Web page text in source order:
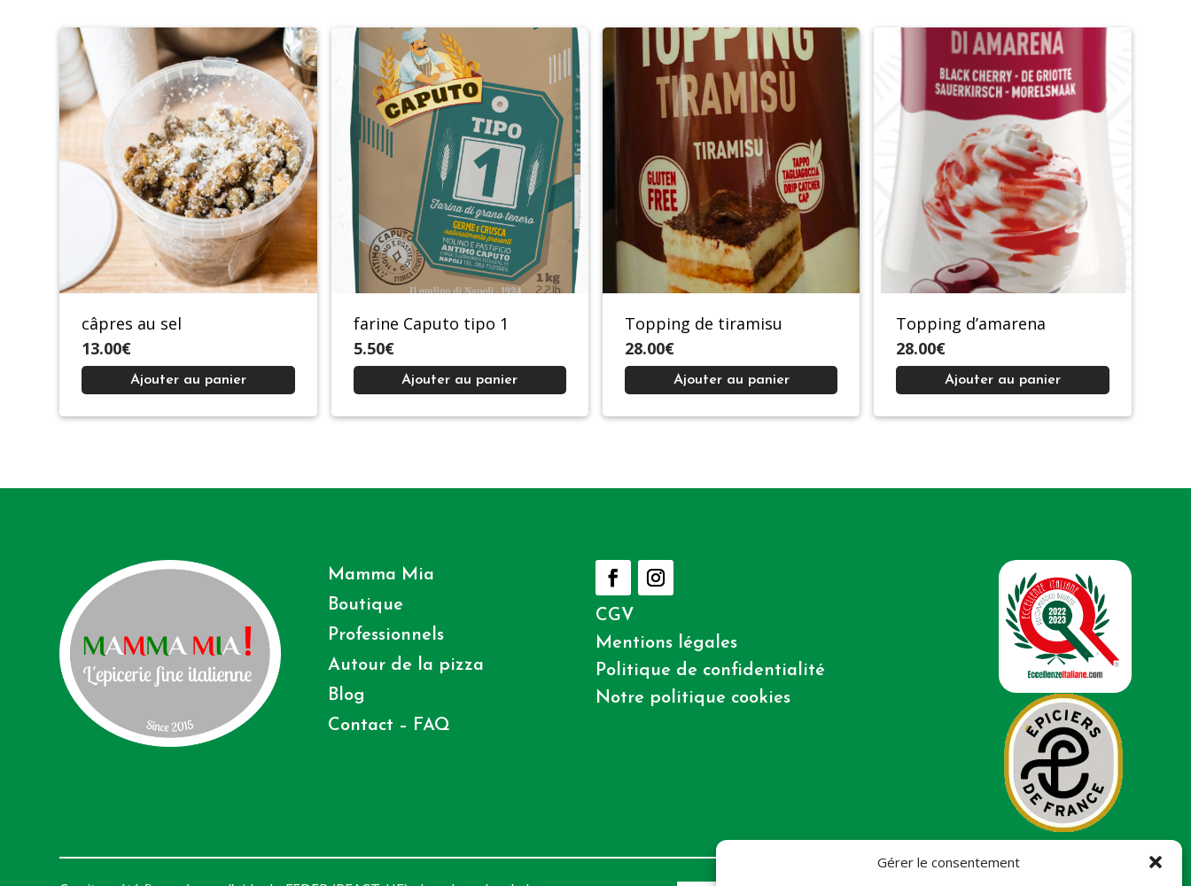
Gérer le consentement
câpres au sel
13.00€
Ajouter au panier
farine Caputo tipo 1
5.50€
Ajouter au panier
Topping de tiramisu
28.00€
Ajouter au panier
Topping d’amarena
28.00€
Ajouter au panier
Mamma Mia
Boutique
Professionnels
Autour de la pizza
Blog
Contact – FAQ
CGV
Mentions légales
Politique de confidentialité
Notre politique cookies